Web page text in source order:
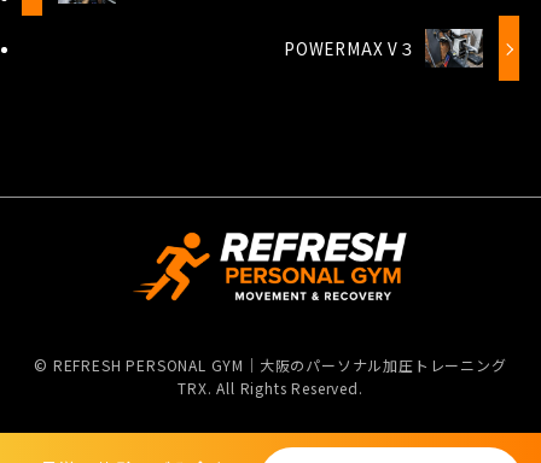
POWERMAX V３
© REFRESH PERSONAL GYM｜大阪のパーソナル加圧トレーニング
TRX. All Rights Reserved.